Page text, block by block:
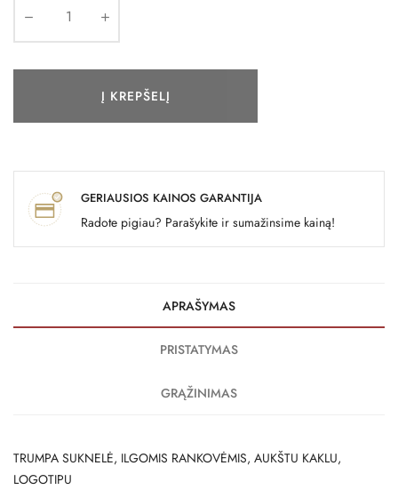
Į KREPŠELĮ
GERIAUSIOS KAINOS GARANTIJA
Radote pigiau? Parašykite ir sumažinsime kainą!
APRAŠYMAS
PRISTATYMAS
GRĄŽINIMAS
TRUMPA SUKNELĖ, ILGOMIS RANKOVĖMIS, AUKŠTU KAKLU,
LOGOTIPU